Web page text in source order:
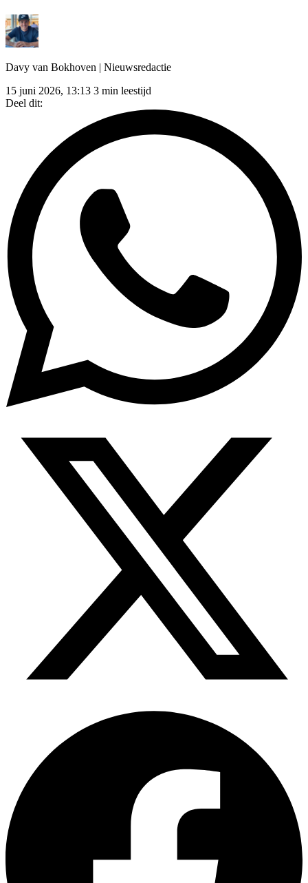
Davy van Bokhoven | Nieuwsredactie
15 juni 2026, 13:13 3 min leestijd
Deel dit: